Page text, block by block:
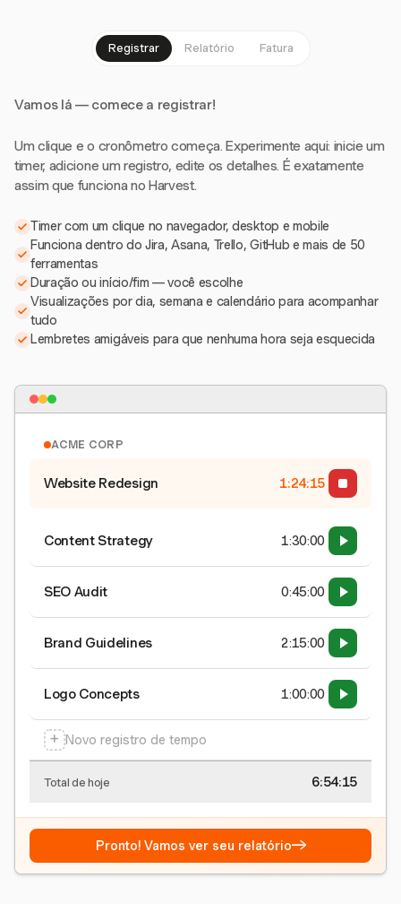
Registrar Relatório Fatura
Vamos lá — comece a registrar!
Um clique e o cronômetro começa. Experimente aqui: inicie um
timer, adicione um registro, edite os detalhes. É exatamente
assim que funciona no Harvest.
Timer com um clique no navegador, desktop e mobile
Funciona dentro do Jira, Asana, Trello, GitHub e mais de 50
ferramentas
Duração ou início/fim — você escolhe
Visualizações por dia, semana e calendário para acompanhar
tudo
Lembretes amigáveis para que nenhuma hora seja esquecida
ACME CORP
Website Redesign 1:24:15
Content Strategy 1:30:00
SEO Audit 0:45:00
Brand Guidelines 2:15:00
Logo Concepts 1:00:00
+ Novo registro de tempo
Total de hoje 6:54:15
Pronto! Vamos ver seu relatório→